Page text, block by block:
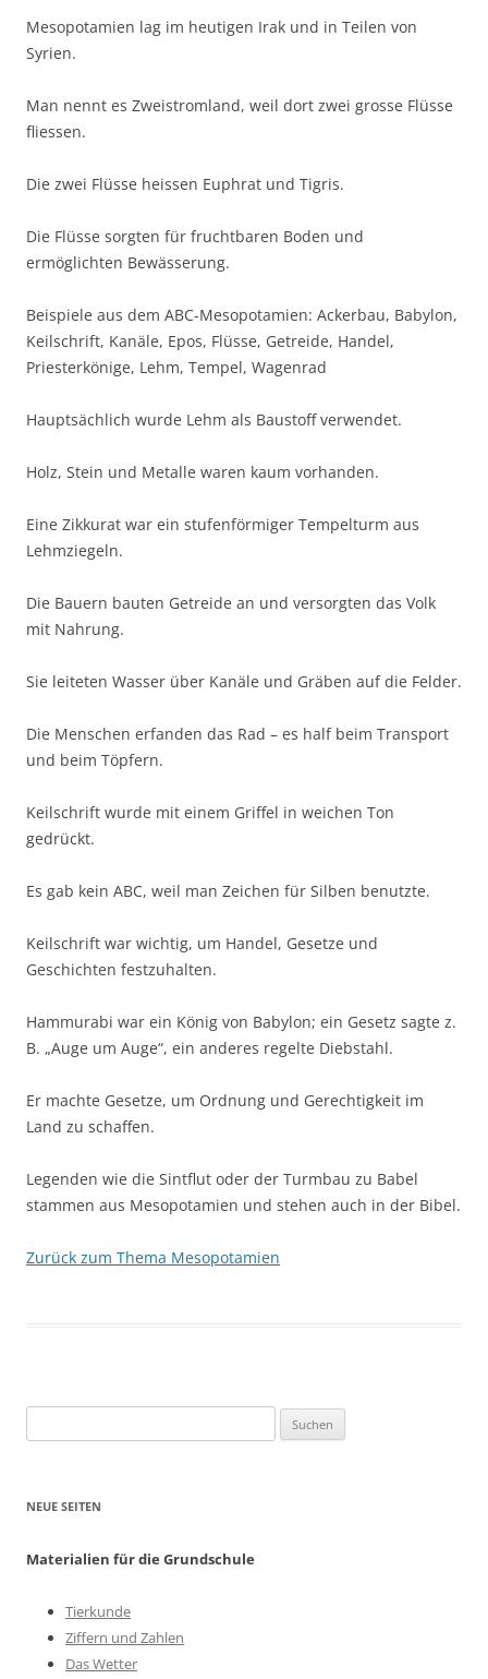
Mesopotamien lag im heutigen Irak und in Teilen von
Syrien.
Man nennt es Zweistromland, weil dort zwei grosse Flüsse
fliessen.
Die zwei Flüsse heissen Euphrat und Tigris.
Die Flüsse sorgten für fruchtbaren Boden und
ermöglichten Bewässerung.
Beispiele aus dem ABC-Mesopotamien: Ackerbau, Babylon,
Keilschrift, Kanäle, Epos, Flüsse, Getreide, Handel,
Priesterkönige, Lehm, Tempel, Wagenrad
Hauptsächlich wurde Lehm als Baustoff verwendet.
Holz, Stein und Metalle waren kaum vorhanden.
Eine Zikkurat war ein stufenförmiger Tempelturm aus
Lehmziegeln.
Die Bauern bauten Getreide an und versorgten das Volk
mit Nahrung.
Sie leiteten Wasser über Kanäle und Gräben auf die Felder.
Die Menschen erfanden das Rad – es half beim Transport
und beim Töpfern.
Keilschrift wurde mit einem Griffel in weichen Ton
gedrückt.
Es gab kein ABC, weil man Zeichen für Silben benutzte.
Keilschrift war wichtig, um Handel, Gesetze und
Geschichten festzuhalten.
Hammurabi war ein König von Babylon; ein Gesetz sagte z.
B. „Auge um Auge“, ein anderes regelte Diebstahl.
Er machte Gesetze, um Ordnung und Gerechtigkeit im
Land zu schaffen.
Legenden wie die Sintflut oder der Turmbau zu Babel
stammen aus Mesopotamien und stehen auch in der Bibel.
Zurück zum Thema Mesopotamien
nach:
NEUE SEITEN
Materialien für die Grundschule
Tierkunde
Ziffern und Zahlen
Das Wetter